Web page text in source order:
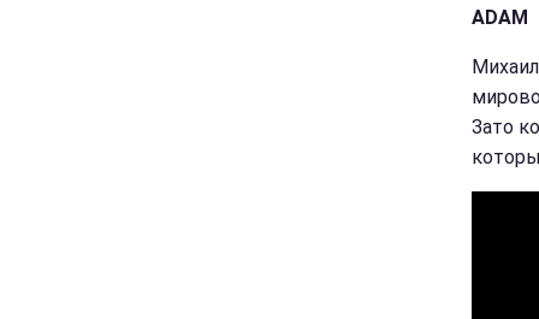
ADAM
Зато